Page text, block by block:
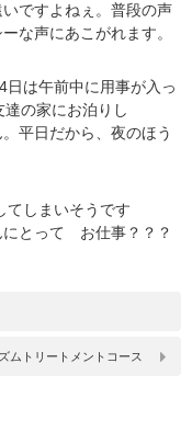
ですよねぇ。普段の声
な声にあこがれます。
は午前中に用事が入っ
の家にお泊りし
平日だから、夜のほう
てしまいそうです
にとって お仕事？？？
ムトリートメントコース